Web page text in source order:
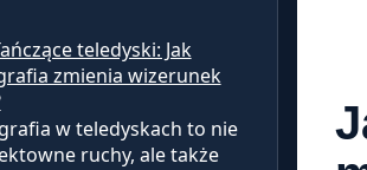
teledyski: Jak
zmienia wizerunek
w teledyskach to nie
ruchy, ale także